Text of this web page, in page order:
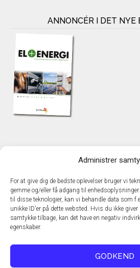
Administrer
For at give dig de bedste oplevelser bruger vi
gemme og/eller få adgang til
til disse teknologier, kan vi behandle data som
unikke ID'er på dette websted. Hvis du ikke
samtykke tilbage, kan det have en negativ
egenskaber.
GODKEND
ANNONCÉR I DET NYE
TechMedia A/S
DK – 2600
Telefon: +45 43 24
E-mail: